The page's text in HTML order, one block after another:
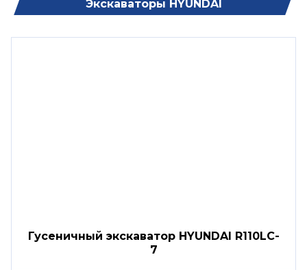
Экскаваторы HYUNDAI
Гусеничный экскаватор HYUNDAI R110LC-
7